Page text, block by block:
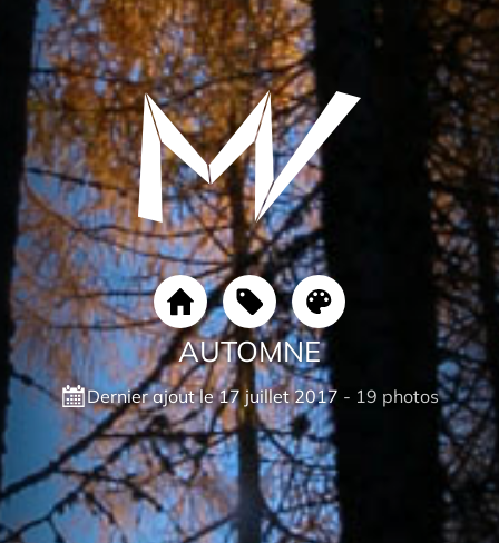
AUTOMNE
Dernier ajout le 17 juillet 2017 - 19 photos